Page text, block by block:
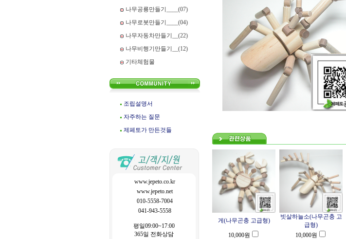
나무공룡만들기____(07)
나무로봇만들기____(04)
나무자동차만들기__(22)
나무비행기만들기__(12)
기타체험물
조립설명서
자주하는 질문
제페토가 만든것들
www.jepeto.co.kr
www.jepeto.net
010-5558-7004
041-943-5558
평일09:00~17:00
365일 전화상담
게(나무곤충 고급형)
빗살하늘소(나무곤충 고
급형)
10,000원 10,000원